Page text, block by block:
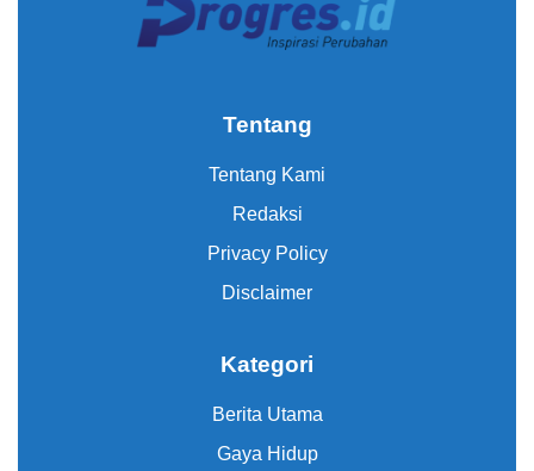
Tentang
Tentang Kami
Redaksi
Privacy Policy
Disclaimer
Kategori
Berita Utama
Gaya Hidup